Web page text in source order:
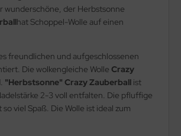
wunderschöne, der Herbstsonne
hat Schoppel-Wolle auf einen
freundlichen und aufgeschlossenen
Die wolkengleiche Wolle Crazy
"Herbstsonne" Crazy Zauberball ist
2-3 voll entfalten. Die pfluffige
viel Spaß. Die Wolle ist ideal zum